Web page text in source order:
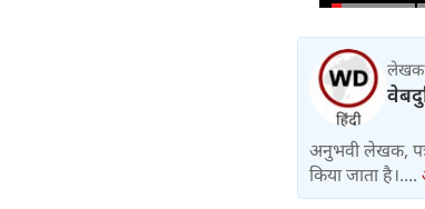
लेखक
अनुभवी लेखक,
किया जाता है।....